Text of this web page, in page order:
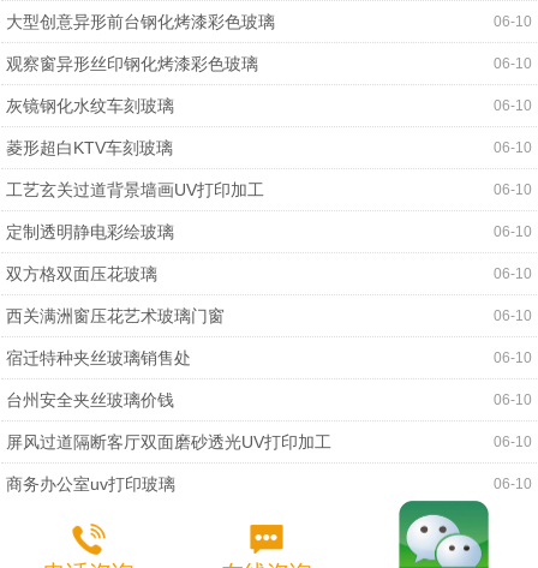
06-10
大型创意异形前台钢化烤漆彩色玻璃
06-10
观察窗异形丝印钢化烤漆彩色玻璃
06-10
灰镜钢化水纹车刻玻璃
06-10
菱形超白KTV车刻玻璃
06-10
工艺玄关过道背景墙画UV打印加工
06-10
定制透明静电彩绘玻璃
06-10
双方格双面压花玻璃
06-10
西关满洲窗压花艺术玻璃门窗
06-10
宿迁特种夹丝玻璃销售处
06-10
台州安全夹丝玻璃价钱
06-10
屏风过道隔断客厅双面磨砂透光UV打印加工
06-10
商务办公室uv打印玻璃